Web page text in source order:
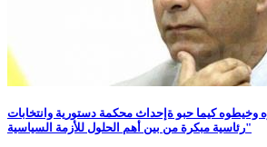
وخيطوه كيما حبو ةإحداث محكمة دستورية وانتخابات
رئاسية مبكرة من بين أهم الحلول للأزمة السياسية"